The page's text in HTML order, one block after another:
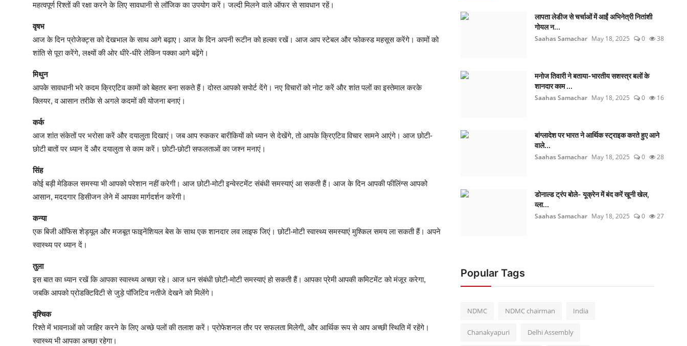
महत्वपूर्ण रिश्तों की रक्षा करने के लिए सावधानी से लॉजिक का उपयोग करें। जल्दी मिलने वाले ऑफर से सावधान रहें।
वृषभ
आज के दिन प्रोजेक्ट्स को देखभाल के साथ आगे बढ़ाए। आज के दिन अपनी रूटीन को हल्का रखें। आज आप स्टेबल और फोकस्ड महसूस करेंगे। कामों को
शांति से पूरा करेंगे, लक्ष्यों की ओर धीरे-धीरे लेकिन पक्का आगे बढ़ेंगे।
मिथुन
आपके सावधानी भरे कदम क्रिएटिव कामों को बेहतर बना सकते हैं। दोस्त आपको सपोर्ट देंगे। नए विचारों को नोट करें और शांत पलों का इस्तेमाल करके
क्लियर, व आसान तरीके से अगले कदमों की योजना बनाएं।
कर्क
आज शांत संकेतों पर भरोसा करें और दयालुता दिखाएं। जब आप रुककर बारीकियों को ध्यान से देखेंगे, तो आपके क्रिएटिव विचार सामने आएंगे। आज छोटी-
छोटी बातों पर ध्यान दें और दयालुता से काम करें। छोटी-छोटी सफलताओं का जश्न मनाएं।
सिंह
कोई बड़ी मेडिकल समस्या भी आपको परेशान नहीं करेगी। आज छोटी-मोटी इन्वेस्टमेंट संबंधी समस्याएं आ सकती हैं। आज के दिन आपकी फीलिंग्स आपको
आसान, मददगार डिसीजन लेने में आपका मार्गदर्शन करेंगी।
कन्या
एक बिजी ऑफिस शेड्यूल और मजबूत फाइनेंशियल बेस के साथ एक शानदार लव लाइफ जिएं। छोटी-मोटी स्वास्थ्य समस्याएं मुश्किल समय ला सकती हैं। अपने
स्वास्थ्य पर ध्यान दें।
तुला
इस बात का ध्यान रखें कि आपका स्वास्थ्य अच्छा रहे। आज धन संबंधी छोटी-मोटी समस्याएं हो सकती हैं। आपका प्रेमी आपकी कमिटमेंट को मंजूर करेगा,
जबकि आपको प्रोडक्टिविटी से जुड़े पॉजिटिव नतीजे देखने को मिलेंगे।
वृश्चिक
रिश्ते में भावनाओं को जाहिर करने के लिए अच्छे पलों की तलाश करें। प्रोफेशनल तौर पर सफलता मिलेगी, और आर्थिक रूप से आप अच्छी स्थिति में रहेंगे।
स्वास्थ्य भी आपका अच्छा रहेगा।
लापता लेडीज से चर्चाओं में आईं अभिनेत्री नितांशी
गोयल न...
Saahas Samachar May 18, 2025 0 38
मनोज तिवारी ने बताया-भारतीय सशस्त्र बलों के
शानदार काम ...
Saahas Samachar May 18, 2025 0 16
बांग्लादेश पर भारत ने आर्थिक स्ट्राइक करते हुए आने
वाले...
Saahas Samachar May 18, 2025 0 28
डोनाल्ड ट्रंप बोले- यूक्रेन में बंद करें खूनी खेल,
व्ला...
Saahas Samachar May 18, 2025 0 27
Popular Tags
NDMC NDMC chairman India
Chanakyapuri Delhi Assembly